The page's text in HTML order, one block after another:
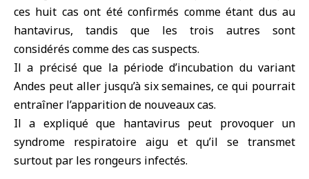
ces huit cas ont été confirmés comme étant dus au
hantavirus, tandis que les trois autres sont
considérés comme des cas suspects.
Il a précisé que la période d’incubation du variant
Andes peut aller jusqu’à six semaines, ce qui pourrait
entraîner l’apparition de nouveaux cas.
Il a expliqué que hantavirus peut provoquer un
syndrome respiratoire aigu et qu’il se transmet
surtout par les rongeurs infectés.